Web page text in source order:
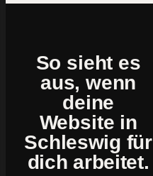
So sieht es
aus, wenn
deine
Website in
Schleswig für
dich arbeitet.